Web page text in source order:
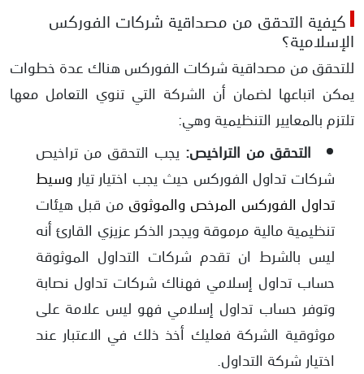
كيفية التحقق من مصداقية شركات الفوركس
الإسلامية؟
للتحقق من مصداقية شركات الفوركس هناك عدة خطوات
يمكن اتباعها لضمان أن الشركة التي تنوي التعامل معها
تلتزم بالمعايير التنظيمية وهي:
التحقق من التراخيص: يجب التحقق من تراخيص
شركات تداول الفوركس حيث يجب اختيار تيار وسيط
تداول الفوركس المرخص والموثوق من قبل هيئات
تنظيمية مالية مرموقة ويجدر الذكر عزيزي القارئ أنه
ليس بالشرط ان تقدم شركات التداول الموثوقة
حساب تداول إسلامي فهناك شركات تداول نصابة
وتوفر حساب تداول إسلامي فهو ليس علامة على
موثوقية الشركة فعليك أخذ ذلك في الاعتبار عند
اختيار شركة التداول.